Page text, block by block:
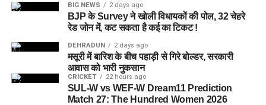
अगर यह योजना धरातल पर उतरती है तो संस्थागत जीवन की जगह उन्हें
परिवार जैसा माहौल, बेहतर स्वतंत्रता और सामाजिक वातावरण मिल
सकेगा। इससे बच्चों और महिलाओं के मानसिक और सामाजिक विकास में
भी मदद मिलने की उम्मीद है।
BIG NEWS 2 days ago
BJP के Survey ने खोली विधायकों की पोल, 32 चेहरे
रेड जोन में, कट सकता है कई का टिकट !
DEHRADUN 2 days ago
मसूरी में बारिश के बीच पहाड़ी से गिरे बोल्डर, सरकारी
आवास को भारी नुकसान
CRICKET 22 hours ago
SUL-W vs WEF-W Dream11 Prediction
Match 27: The Hundred Women 2026